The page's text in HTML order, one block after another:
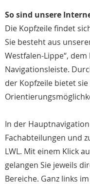
So sind unsere
Die Kopfzeile findet
Sie besteht aus
Westfalen-Lippe“,
Navigationsleiste.
der Kopfzeile bietet
In der
Fachabteilungen und
LWL. Mit einem Klick
gelangen Sie jeweils
Bereiche. Ganz links